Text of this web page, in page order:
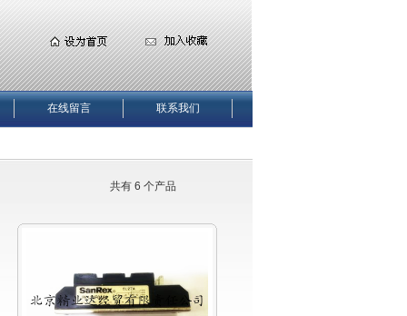
在线留言 联系我们
共有 6 个产品